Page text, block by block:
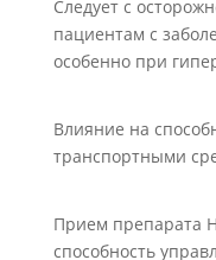
Следует с
пациентам с
особенно при
Влияние на
транспортными
Прием препарата
способность